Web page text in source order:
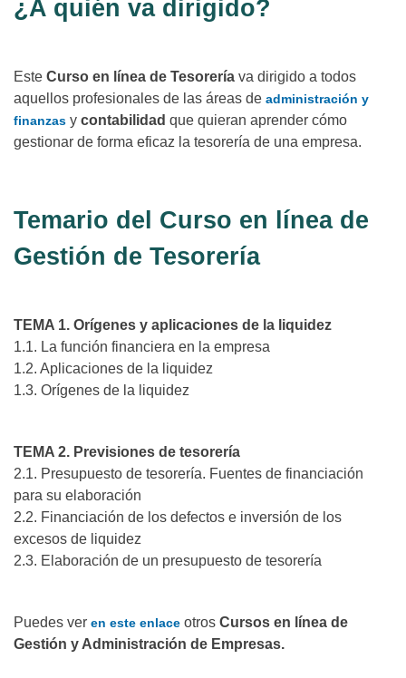
¿A quién va dirigido?
Este Curso en línea de Tesorería va dirigido a todos
aquellos profesionales de las áreas de administración y
finanzas y contabilidad que quieran aprender cómo
gestionar de forma eficaz la tesorería de una empresa.
Temario del Curso en línea de
Gestión de Tesorería
TEMA 1. Orígenes y aplicaciones de la liquidez
1.1. La función financiera en la empresa
1.2. Aplicaciones de la liquidez
1.3. Orígenes de la liquidez
TEMA 2. Previsiones de tesorería
2.1. Presupuesto de tesorería. Fuentes de financiación
para su elaboración
2.2. Financiación de los defectos e inversión de los
excesos de liquidez
2.3. Elaboración de un presupuesto de tesorería
Puedes ver en este enlace otros Cursos en línea de
Gestión y Administración de Empresas.